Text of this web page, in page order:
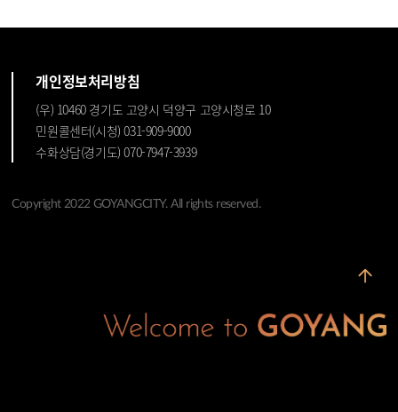
개인정보처리방침
(우) 10460 경기도 고양시 덕양구 고양시청로 10
민원콜센터(시청) 031-909-9000
수화상담(경기도) 070-7947-3939
Copyright 2022 GOYANGCITY. All rights reserved.